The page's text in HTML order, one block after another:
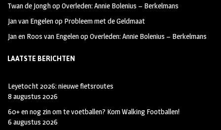
Twan de JonghopOverleden: Annie Bolenius – Berkelmans
Jan van Engelenop Probleem met de Geldmaat
Jan en Roos van EngelenopOverleden: Annie Bolenius – Berkelmans
LAATSTE BERICHTEN
Leyetocht 2026: nieuwe fietsroutes
8 augustus 2026
60+ en nog zin om te voetballen? Kom Walking Footballen!
6 augustus 2026